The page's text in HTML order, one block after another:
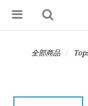
全部商品